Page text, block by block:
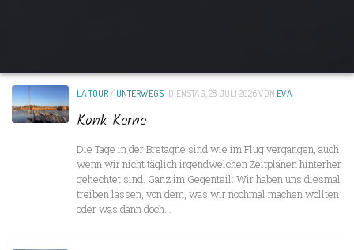
LA TOUR/UNTERWEGS DIENSTAG, 28. JULI 2026VON EVA
Konk Kerne
Die Tage in der Bretagne sind wie im Flug vergangen, auch
wenn wir nicht täglich irgendwelchen Zeitplänen hinterher
gehechtet sind. Ganz im Gegenteil: Wir haben uns diesmal
treiben lassen, von dem, was wir nochmal machen wollten
oder was dann doch...